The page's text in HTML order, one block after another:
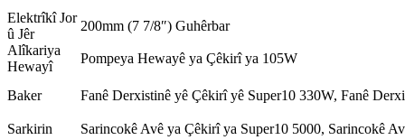
Elektrîkî Jor
û Jêr
200mm (7 7/8″) Guhêrbar
Alîkariya
Hewayî
Pompeya Hewayê ya Çêkirî ya 105W
Baker Fanê Derxistinê yê Çêkirî yê Super10 330W, Fanê
Sarkirin
Sarincokê Avê ya Çêkirî ya Super10 5000, Sarincokê